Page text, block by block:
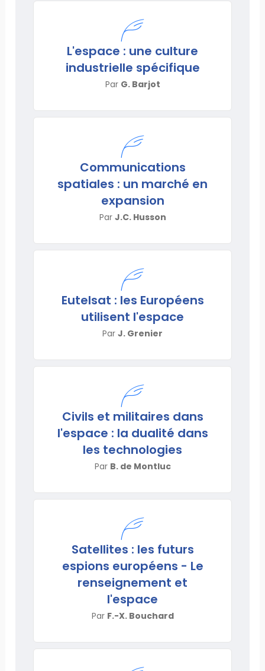
L'espace : une culture
industrielle spécifique
Par G. Barjot
Communications
spatiales : un marché en
expansion
Par J.C. Husson
Eutelsat : les Européens
utilisent l'espace
Par J. Grenier
Civils et militaires dans
l'espace : la dualité dans
les technologies
Par B. de Montluc
Satellites : les futurs
espions européens - Le
renseignement et
l'espace
Par F.-X. Bouchard